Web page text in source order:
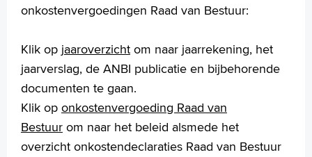
onkostenvergoedingen Raad van Bestuur:
Klik op jaaroverzicht om naar jaarrekening, het
jaarverslag, de ANBI publicatie en bijbehorende
documenten te gaan.
Klik op onkostenvergoeding Raad van
Bestuur om naar het beleid alsmede het
overzicht onkostendeclaraties Raad van Bestuur